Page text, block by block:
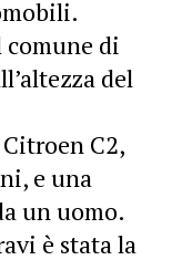
di
del
C2,
e una
un uomo.
è stata la